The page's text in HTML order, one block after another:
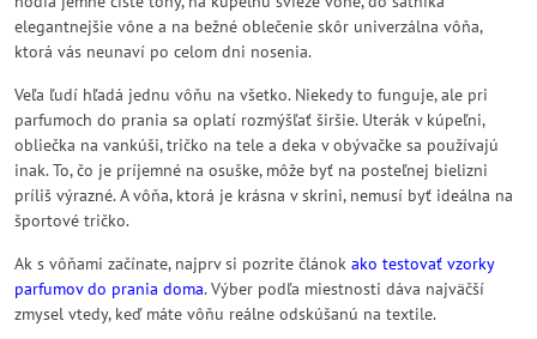
elegantnejšie vône a na bežné oblečenie skôr univerzálna vôňa,
ktorá vás neunaví po celom dni nosenia.
Veľa ľudí hľadá jednu vôňu na všetko. Niekedy to funguje, ale pri
parfumoch do prania sa oplatí rozmýšľať širšie. Uterák v kúpeľni,
obliečka na vankúši, tričko na tele a deka v obývačke sa používajú
inak. To, čo je príjemné na osuške, môže byť na posteľnej bielizni
príliš výrazné. A vôňa, ktorá je krásna v skrini, nemusí byť ideálna na
športové tričko.
Ak s vôňami začínate, najprv si pozrite článok ako testovať vzorky
parfumov do prania doma. Výber podľa miestnosti dáva najväčší
zmysel vtedy, keď máte vôňu reálne odskúšanú na textile.